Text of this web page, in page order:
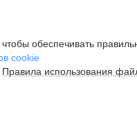
обеспечивать
cookie
Правила использования